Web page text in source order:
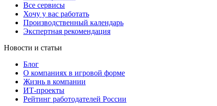
Все сервисы
Хочу у вас работать
Производственный календарь
Экспертная рекомендация
Новости и статьи
Блог
О компаниях в игровой форме
Жизнь в компании
ИТ-проекты
Рейтинг работодателей России